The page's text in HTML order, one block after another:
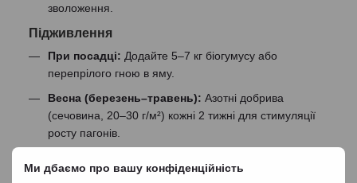
Ми дбаємо про вашу конфіденційність
зволоження.
Підживлення
При посадці: Додайте 5–7 кг біогумусу або
перепрілого гною в яму.
Весна (березень–травень): Азотні добрива
(сечовина, 20–30 г/м²) кожні 2 тижні для стимуляції
росту пагонів.
добрива (суперфосфат, 30–40 г/м²; сульфат калію,